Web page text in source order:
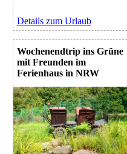
Details zum Urlaub
Wochenendtrip ins Grüne
mit Freunden im
Ferienhaus in NRW